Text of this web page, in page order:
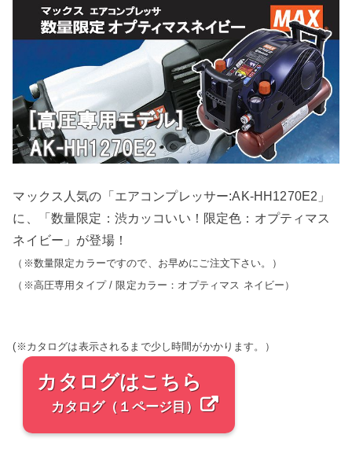
マックス人気の「エアコンプレッサー:AK-HH1270E2」
に、「数量限定：渋カッコいい！限定色：オプティマス
ネイビー」が登場！
（※数量限定カラーですので、お早めにご注文下さい。）
（※高圧専用タイプ / 限定カラー：オプティマス ネイビー）
(※カタログは表示されるまで少し時間がかかります。）
カタログはこちら
カタログ（１ページ目）